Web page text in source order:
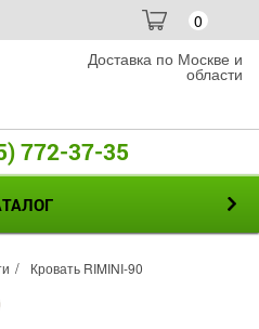
0
Доставка по Москве и
области
772-37-35
Кровать RIMINI-90